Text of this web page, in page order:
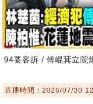
94要客訴 / 傅崐萁立院
直播時間：2026/07/30